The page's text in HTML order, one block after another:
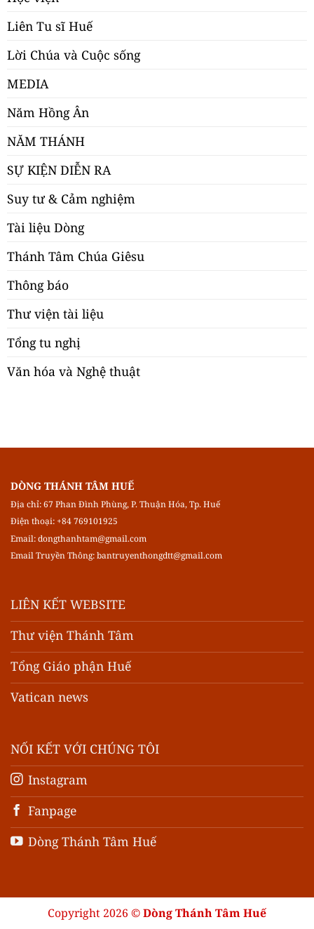
Liên Tu sĩ Huế
Lời Chúa và Cuộc sống
MEDIA
Năm Hồng Ân
NĂM THÁNH
SỰ KIỆN DIỄN RA
Suy tư & Cảm nghiệm
Tài liệu Dòng
Thánh Tâm Chúa Giêsu
Thông báo
Thư viện tài liệu
Tổng tu nghị
Văn hóa và Nghệ thuật
DÒNG THÁNH TÂM HUẾ
Địa chỉ: 67 Phan Đình Phùng, P. Thuận Hóa, Tp. Huế
Điện thoại: +84 769101925
Email:dongthanhtam@gmail.com
Email Truyền Thông:bantruyenthongdtt@gmail.com
LIÊN KẾT WEBSITE
Thư viện Thánh Tâm
Tổng Giáo phận Huế
Vatican news
NỐI KẾT VỚI CHÚNG TÔI
Instagram
Fanpage
Dòng Thánh Tâm Huế
Copyright 2026 ©Dòng Thánh Tâm Huế